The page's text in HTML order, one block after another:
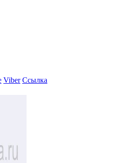
Viber Ссылка